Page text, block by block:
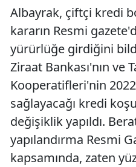
Albayrak, çiftçi kredi
kararın Resmi
yürürlüğe girdiğini
Ziraat Bankası'nın ve
Kooperatifleri'nin
sağlayacağı kredi
değişiklik yapıldı.
yapılandırma Resmi
kapsamında, zaten